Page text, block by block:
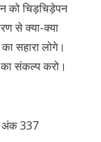
को चिड़चिड़ेपन
से क्या-क्या
सहारा लोगे।
संकल्प करो।
अंक 337